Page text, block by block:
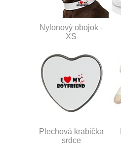
Nylonový obojok -
XS
Plechová krabička
srdce